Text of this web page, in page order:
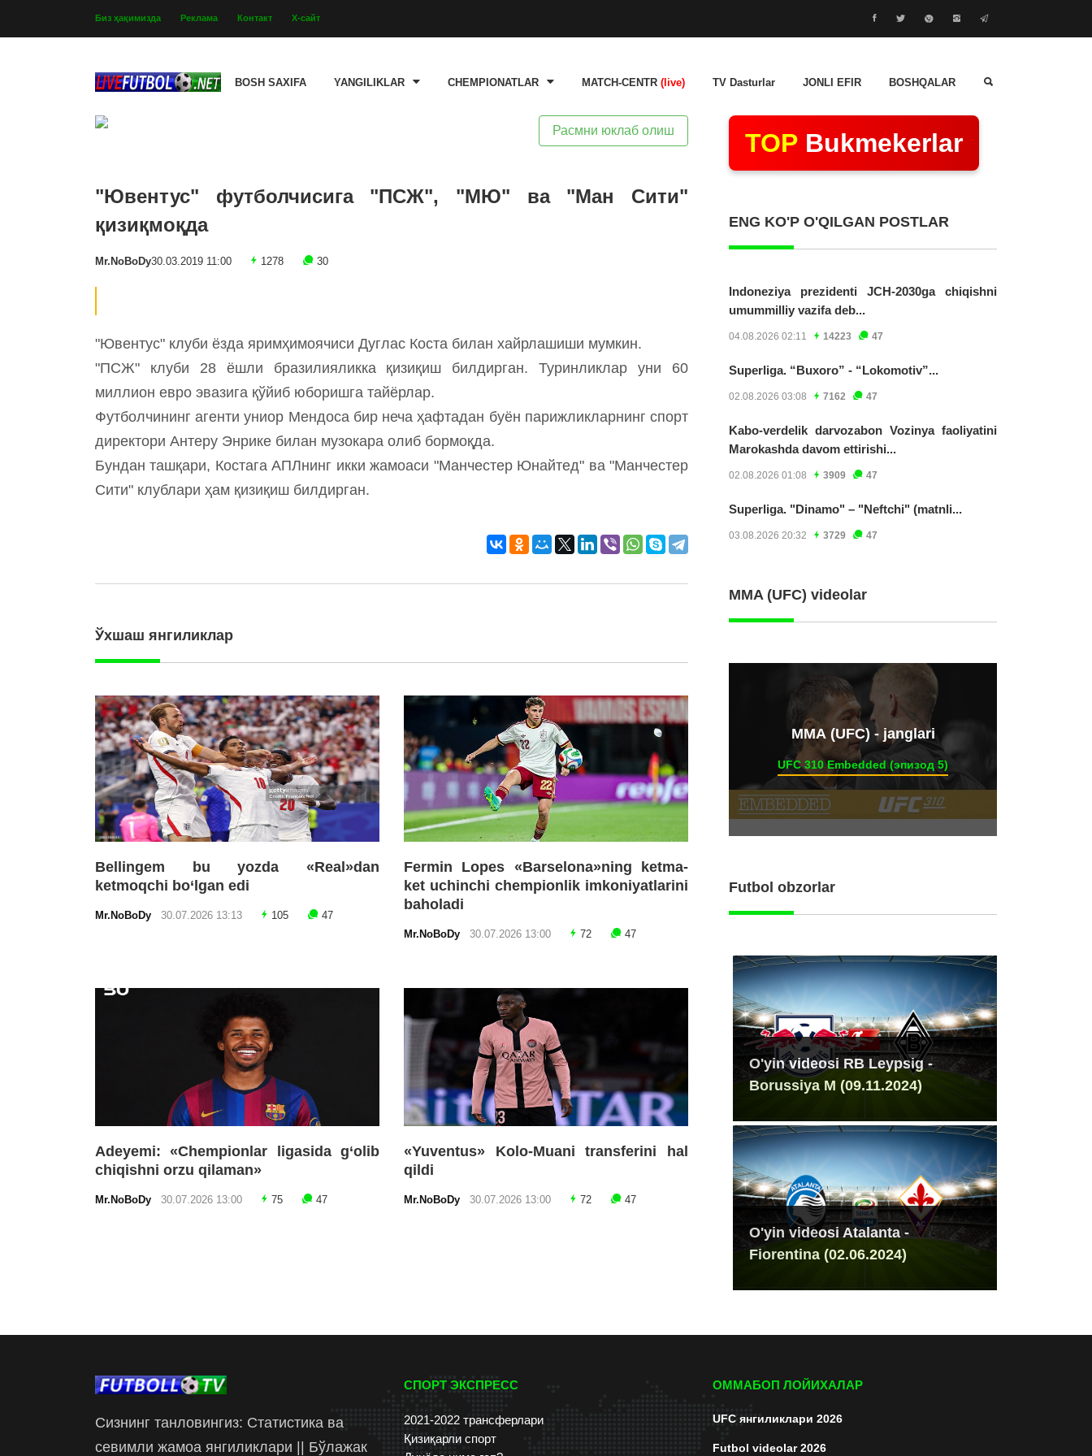
Биз ҳақимизда Реклама Контакт Х-сайт
BOSH SAXIFA YANGILIKLAR CHEMPIONATLAR MATCH-CENTR (live) TV Dasturlar JONLI EFIR BOSHQALAR
Расмни юклаб олиш
"Ювентус" футболчисига "ПСЖ", "МЮ" ва "Ман Сити"
қизиқмоқда
Mr.NoBoDy30.03.2019 11:00 1278 30
"Ювентус" клуби ёзда яримҳимоячиси Дуглас Коста билан хайрлашиши мумкин.
"ПСЖ" клуби 28 ёшли бразилияликка қизиқиш билдирган. Туринликлар уни 60
миллион евро эвазига қўйиб юборишга тайёрлар.
Футболчининг агенти униор Мендоса бир неча ҳафтадан буён парижликларнинг спорт
директори Антеру Энрике билан музокара олиб бормоқда.
Бундан ташқари, Костага АПЛнинг икки жамоаси "Манчестер Юнайтед" ва "Манчестер
Сити" клублари ҳам қизиқиш билдирган.
Ўхшаш янгиликлар
Bellingem bu yozda «Real»dan
ketmoqchi bo‘lgan edi
Mr.NoBoDy 30.07.2026 13:13 105 47
Fermin Lopes «Barselona»ning ketma-
ket uchinchi chempionlik imkoniyatlarini
baholadi
Mr.NoBoDy 30.07.2026 13:00 72 47
Adeyemi: «Chempionlar ligasida g‘olib
chiqishni orzu qilaman»
Mr.NoBoDy 30.07.2026 13:00 75 47
«Yuventus» Kolo-Muani transferini hal
qildi
Mr.NoBoDy 30.07.2026 13:00 72 47
TOP Bukmekerlar
ENG KO'P O'QILGAN POSTLAR
Indoneziya prezidenti JCH-2030ga chiqishni
umummilliy vazifa deb...
04.08.2026 02:11 14223 47
Superliga. “Buxoro” - “Lokomotiv”...
02.08.2026 03:08 7162 47
Kabo-verdelik darvozabon Vozinya faoliyatini
Marokashda davom ettirishi...
02.08.2026 01:08 3909 47
Superliga. "Dinamo" – "Neftchi" (matnli...
03.08.2026 20:32 3729 47
MMA (UFC) videolar
ММА (UFC) - janglari
UFC 310 Embedded (эпизод 5)
Futbol obzorlar
O'yin videosi RB Leypsig -
Borussiya M (09.11.2024)
O'yin videosi Atalanta -
Fiorentina (02.06.2024)
Сизнинг танловингиз: Статистика ва
севимли жамоа янгиликлари || Бўлажак
СПОРТ ЭКСПРЕСС
2021-2022 трансферлари
Қизиқарли спорт
ОММАБОП ЛОЙИХАЛАР
UFC янгиликлари 2026
Futbol videolar 2026